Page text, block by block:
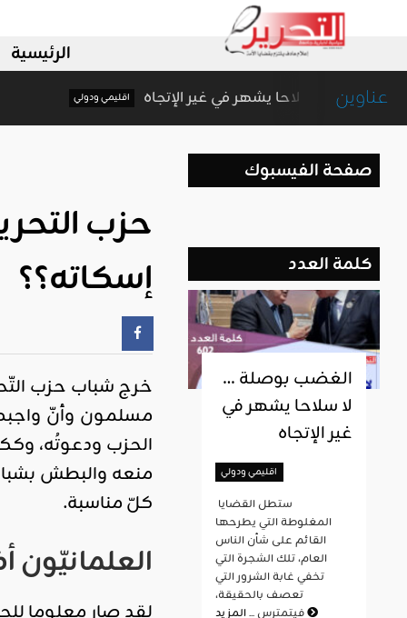
الرئيسية
عناوين
الغضب بوصلة … لا سلاحا يشهر في غير الإتجاه
حزب
إسكاته؟؟
خرج شباب حزب
مسلمون وأنّ
الحزب ودعوتُه،
منعه والبطش
كلّ مناسبة.
صفحة الفيسبوك
كلمة العدد
الغضب بوصلة …
لا سلاحا يشهر في
غير الإتجاه
اقليمي ودولي
المغلوطة التي يطرحها
القائم على شأن الناس
العام، تلك الشجرة التي
تخفي غابة الشرور التي
تعصف بالحقيقة،
فيتمترس ...المزيد